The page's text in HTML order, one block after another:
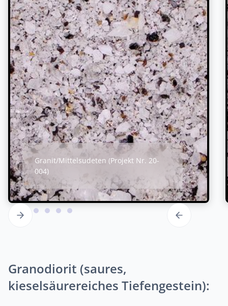
Granit/Mittelsudeten (Projekt Nr. 20-
004)
Granodiorit (saures,
kieselsäurereiches Tiefengestein):